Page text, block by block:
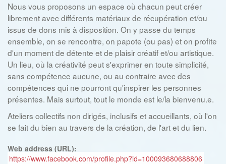
Nous vous proposons un espace où chacun peut créer
librement avec différents matériaux de récupération et/ou
issus de dons mis à disposition. On y passe du temps
ensemble, on se rencontre, on papote (ou pas) et on profite
d'un moment de détente et de plaisir créatif et/ou artistique.
Un lieu, où la créativité peut s'exprimer en toute simplicité,
sans compétence aucune, ou au contraire avec des
compétences qui ne pourront qu'inspirer les personnes
présentes. Mais surtout, tout le monde est le/la bienvenu.e.
Ateliers collectifs non dirigés, inclusifs et accueillants, où l'on
se fait du bien au travers de la création, de l'art et du lien.
Web address (URL):
https://www.facebook.com/profile.php?id=100093680688806